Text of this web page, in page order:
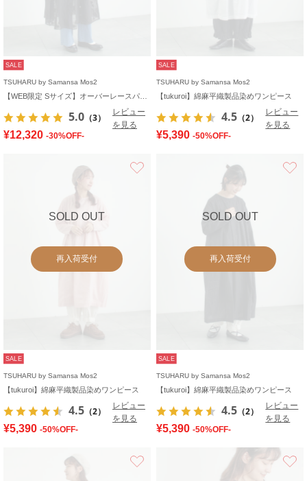
SALE
TSUHARU by Samansa Mos2
5.0 （3）
レビュー
を見る
¥12,320 -30%OFF-
SALE
TSUHARU by Samansa Mos2
【tukuroi】綿麻平織製品染めワンピース
4.5 （2）
レビュー
を見る
¥5,390 -50%OFF-
SOLD OUT
再入荷受付
SALE
TSUHARU by Samansa Mos2
【tukuroi】綿麻平織製品染めワンピース
4.5 （2）
レビュー
を見る
¥5,390 -50%OFF-
SOLD OUT
再入荷受付
SALE
TSUHARU by Samansa Mos2
【tukuroi】綿麻平織製品染めワンピース
4.5 （2）
レビュー
を見る
¥5,390 -50%OFF-